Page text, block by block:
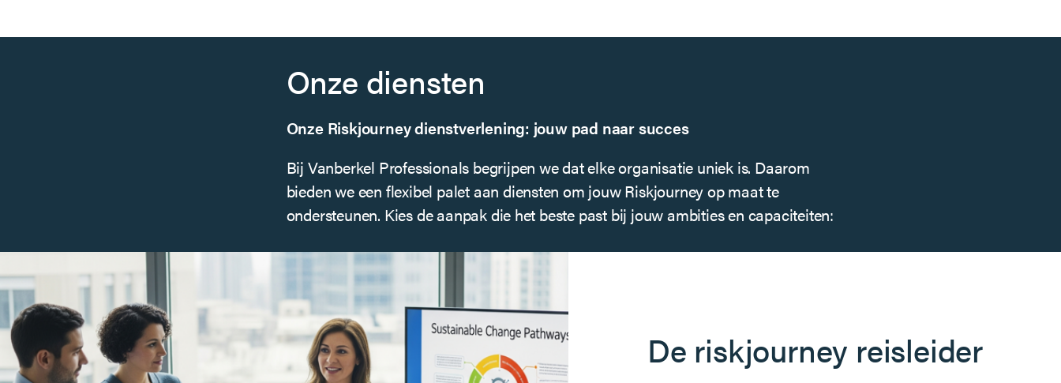
Onze diensten
Onze Riskjourney dienstverlening: jouw pad naar succes
Bij Vanberkel Professionals begrijpen we dat elke organisatie uniek is. Daarom
bieden we een flexibel palet aan diensten om jouw Riskjourney op maat te
ondersteunen. Kies de aanpak die het beste past bij jouw ambities en capaciteiten:
De riskjourney reisleider